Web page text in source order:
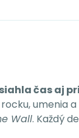
čas aj
umenia
Wall. Každý